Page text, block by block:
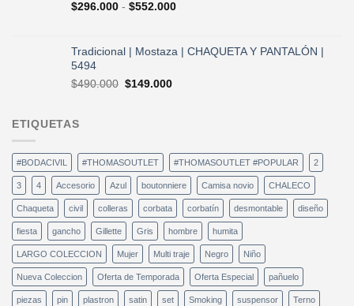
$296.000 - $552.000Rango
desde
Tradicional | Mostaza | CHAQUETA Y PANTALÓN |
5494
$490.000 El
$149.000El
ETIQUETAS
#BODACIVIL #THOMASOUTLET #THOMASOUTLET #POPULAR 2
3 4 Accesorio Azul boutonniere Camisa novio CHALECO
Chaqueta civil colleras corbata corbatín desmontable diseño
fiesta gancho Gillette Gris hombre humita
LARGO COLECCION Mujer Multi traje Negro Niño
Nueva Coleccion Oferta de Temporada Oferta Especial pañuelo
piezas pin plastron satin set Smoking suspensor Terno